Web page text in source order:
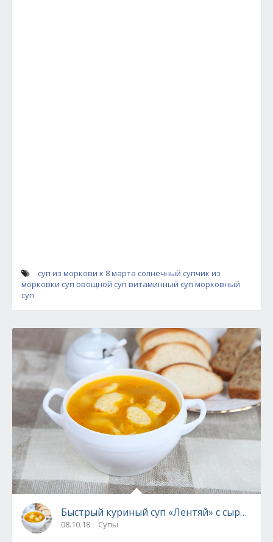
суп из моркови к 8 марта солнечный супчик из
морковки суп овощной суп витаминный суп морковный
суп
Быстрый куриный суп «Лентяй» с сырными
08.10.18 Супы